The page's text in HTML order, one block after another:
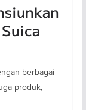
berbagai
produk,